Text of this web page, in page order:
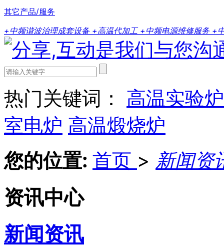
其它产品/服务
+中频谐波治理成套设备 +高温代加工 +中频电源维修服务 +
热门关键词： 高温实验炉
室电炉 高温煅烧炉
您的位置: 首页 > 新闻资
资讯中心
新闻资讯